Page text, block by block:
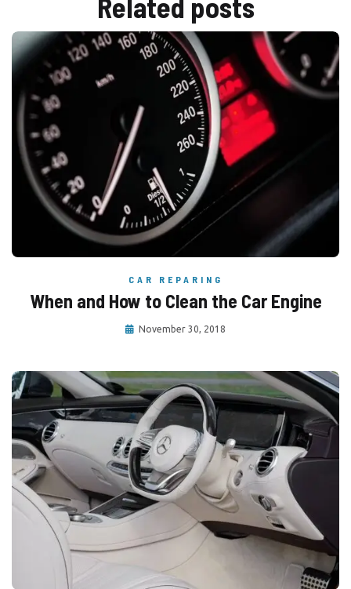
Related posts
CAR REPARING
When and How to Clean the Car Engine
November 30, 2018